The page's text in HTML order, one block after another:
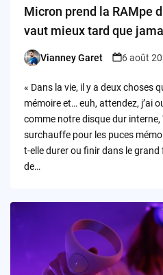
Micron prend la RAMpe
vaut mieux tard que
Posted
Vianney Garet 6 août
« Dans la vie, il y a deux choses
mémoire et… euh, attendez, j’ai
comme notre disque dur interne,
surchauffe pour les puces
t-elle durer ou finir dans le
de…